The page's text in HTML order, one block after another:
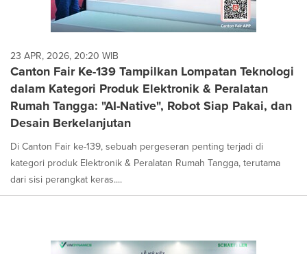
23 APR, 2026, 20:20 WIB
Canton Fair Ke-139 Tampilkan Lompatan Teknologi
dalam Kategori Produk Elektronik & Peralatan
Rumah Tangga: "AI-Native", Robot Siap Pakai, dan
Desain Berkelanjutan
Di Canton Fair ke-139, sebuah pergeseran penting terjadi di
kategori produk Elektronik & Peralatan Rumah Tangga, terutama
dari sisi perangkat keras....